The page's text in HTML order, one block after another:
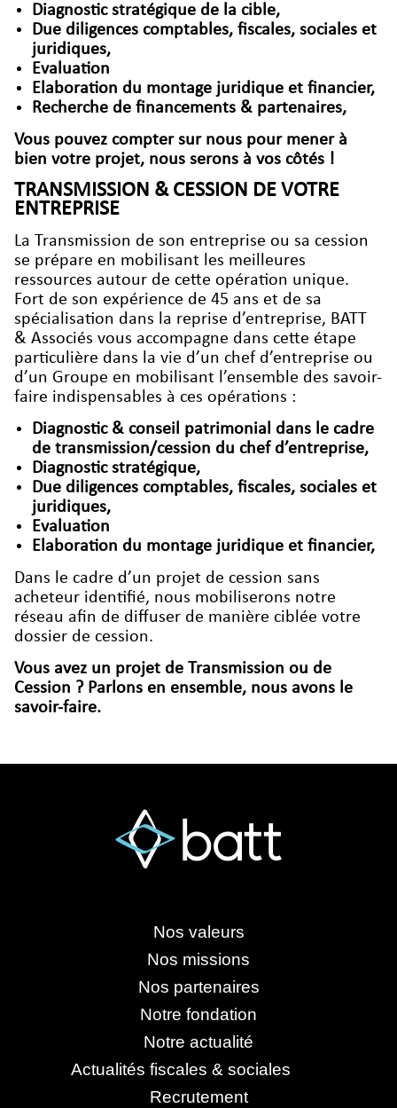
Diagnostic stratégique de la cible,
Due diligences comptables, fiscales, sociales et
juridiques,
Evaluation
Elaboration du montage juridique et financier,
Recherche de financements & partenaires,
Vous pouvez compter sur nous pour mener à
bien votre projet, nous serons à vos côtés !
TRANSMISSION & CESSION DE VOTRE
ENTREPRISE
La Transmission de son entreprise ou sa cession
se prépare en mobilisant les meilleures
ressources autour de cette opération unique.
Fort de son expérience de 45 ans et de sa
spécialisation dans la reprise d’entreprise, BATT
& Associés vous accompagne dans cette étape
particulière dans la vie d’un chef d’entreprise ou
d’un Groupe en mobilisant l’ensemble des savoir-
faire indispensables à ces opérations :
Diagnostic & conseil patrimonial dans le cadre
de transmission/cession du chef d’entreprise,
Diagnostic stratégique,
Due diligences comptables, fiscales, sociales et
juridiques,
Evaluation
Elaboration du montage juridique et financier,
Dans le cadre d’un projet de cession sans
acheteur identifié, nous mobiliserons notre
réseau afin de diffuser de manière ciblée votre
dossier de cession.
Vous avez un projet de Transmission ou de
Cession ? Parlons en ensemble, nous avons le
savoir-faire.
Nos valeurs
Nos missions
Nos partenaires
Notre fondation
Notre actualité
Actualités fiscales & sociales
Recrutement